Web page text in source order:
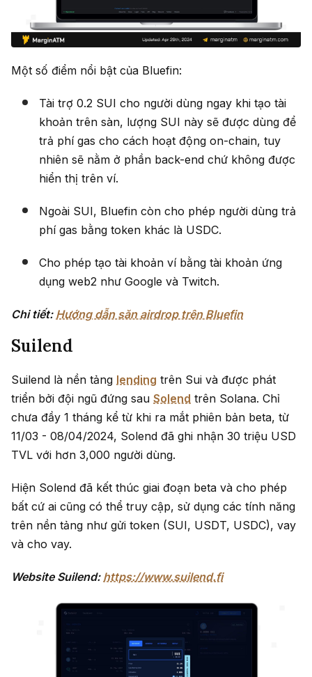
Một số điểm nổi bật của Bluefin:
Tài trợ 0.2 SUI cho người dùng ngay khi tạo tài
khoản trên sàn, lượng SUI này sẽ được dùng để
trả phí gas cho cách hoạt động on-chain, tuy
nhiên sẽ nằm ở phần back-end chứ không được
hiển thị trên ví.
Ngoài SUI, Bluefin còn cho phép người dùng trả
phí gas bằng token khác là USDC.
Cho phép tạo tài khoản ví bằng tài khoản ứng
dụng web2 như Google và Twitch.
Chi tiết: Hướng dẫn săn airdrop trên Bluefin
Suilend
Suilend là nền tảng lending trên Sui và được phát
triển bởi đội ngũ đứng sau Solend trên Solana. Chỉ
chưa đầy 1 tháng kể từ khi ra mắt phiên bản beta, từ
11/03 - 08/04/2024, Solend đã ghi nhận 30 triệu USD
TVL với hơn 3,000 người dùng.
Hiện Solend đã kết thúc giai đoạn beta và cho phép
bất cứ ai cũng có thể truy cập, sử dụng các tính năng
trên nền tảng như gửi token (SUI, USDT, USDC), vay
và cho vay.
Website Suilend: https://www.suilend.fi